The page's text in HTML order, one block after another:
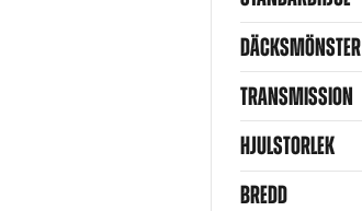
DÄCKSMÖNSTER
TRANSMISSION
HJULSTORLEK
BREDD